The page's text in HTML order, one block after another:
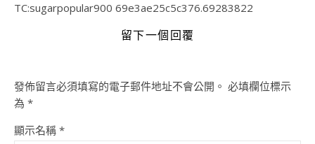
TC:sugarpopular900 69e3ae25c5c376.69283822
留下一個回覆
發佈留言必須填寫的電子郵件地址不會公開。 必填欄位標示
為 *
顯示名稱 *